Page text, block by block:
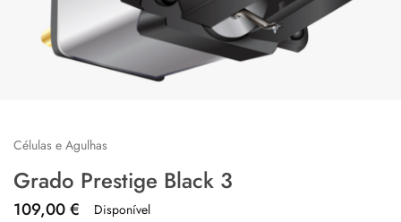
Células e Agulhas
Grado Prestige Black 3
109,00€ Disponível